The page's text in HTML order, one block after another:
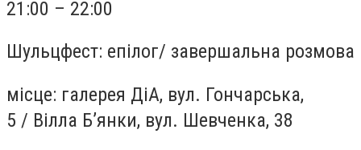
21:00 – 22:00
Шульцфест: епілог/ завершальна розмова
місце: галерея ДіА, вул. Гончарська,
5 / Вілла Б’янки, вул. Шевченка, 38